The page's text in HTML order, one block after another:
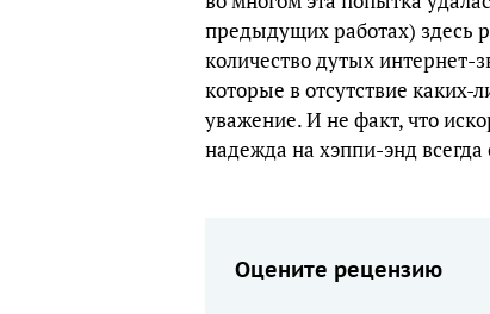
предыдущих работах) здесь
количество дутых интернет-
которые в отсутствие
уважение. И не факт, что
надежда на хэппи-энд всегда
Оцените рецензию